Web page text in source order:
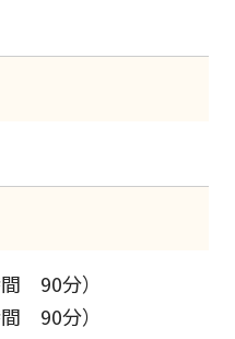
90分）
90分）